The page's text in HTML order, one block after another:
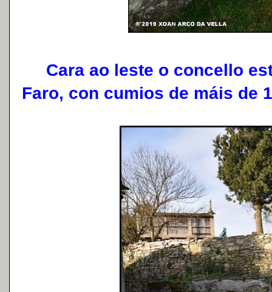
Cara ao leste o concello
Faro, con cumios de máis de